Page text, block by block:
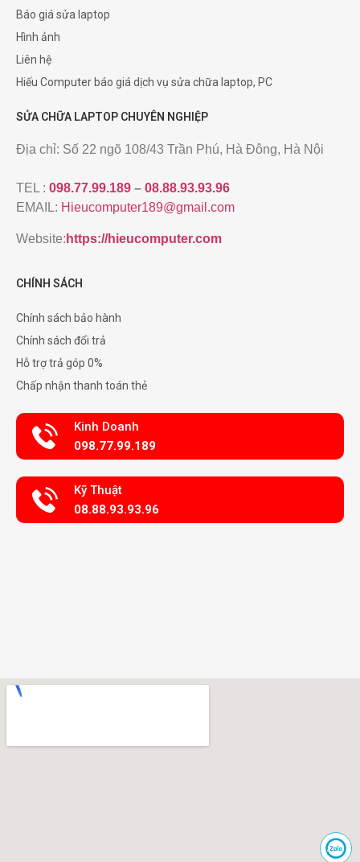
Báo giá sửa laptop
Hình ảnh
Liên hệ
Hiếu Computer báo giá dịch vụ sửa chữa laptop, PC
SỬA CHỮA LAPTOP CHUYÊN NGHIỆP
Địa chỉ: Số 22 ngõ 108/43 Trần Phú, Hà Đông, Hà Nội
TEL : 098.77.99.189 – 08.88.93.93.96
EMAIL: Hieucomputer189@gmail.com
Website: https://hieucomputer.com
CHÍNH SÁCH
Chính sách bảo hành
Chính sách đổi trả
Hỗ trợ trả góp 0%
Chấp nhận thanh toán thẻ
Kinh Doanh
098.77.99.189
Kỹ Thuật
08.88.93.93.96